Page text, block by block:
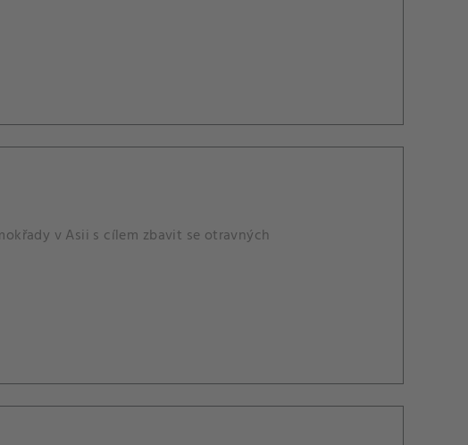
v Asii s cílem zbavit se otravných